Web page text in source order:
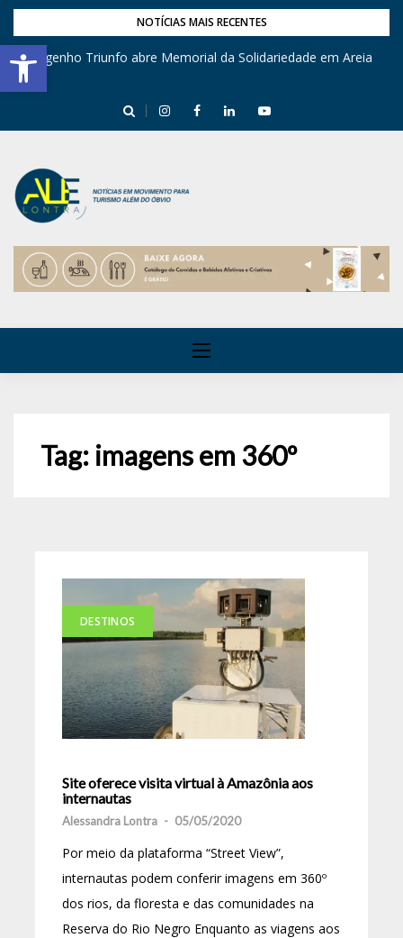
Barra de Ferramentas Aberta
NOTÍCIAS MAIS RECENTES
Engenho Triunfo abre Memorial da Solidariedade em Areia
Tag: imagens em 360º
DESTINOS
Site oferece visita virtual à Amazônia aos
internautas
Alessandra Lontra - 05/05/2020
Por meio da plataforma “Street View”,
internautas podem conferir imagens em 360º
dos rios, da floresta e das comunidades na
Reserva do Rio Negro Enquanto as viagens aos